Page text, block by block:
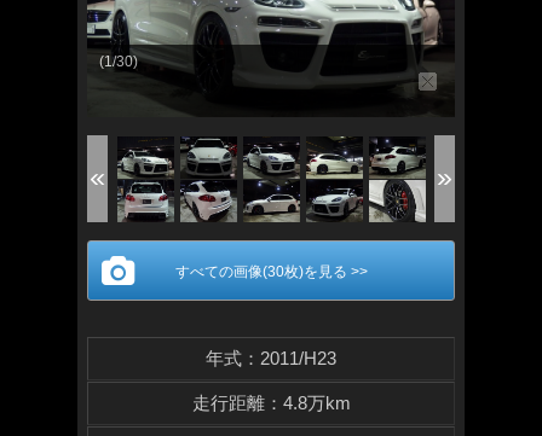
(1/30)
すべての画像(30枚)を見る >>
年式 ： 2011/H23
走行距離： 4.8万km